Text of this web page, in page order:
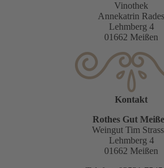
Vinothek
Annekatrin Rades
Lehmberg 4
01662 Meißen
Kontakt
Rothes Gut
Weingut Tim
Lehmberg 4
01662 Meißen